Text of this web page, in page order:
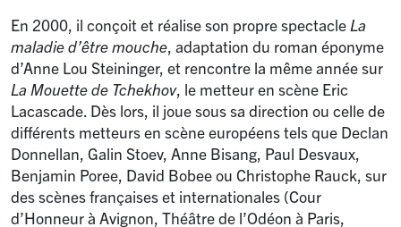
En 2000, il conçoit et réalise son propre spectacle La
maladie d’être mouche , adaptation du roman éponyme
d’Anne Lou Steininger, et rencontre la même année sur
La Mouette de Tchekhov, le metteur en scène Eric
Lacascade. Dès lors, il joue sous sa direction ou celle de
différents metteurs en scène européens tels que Declan
Donnellan, Galin Stoev, Anne Bisang, Paul Desvaux,
Benjamin Poree, David Bobee ou Christophe Rauck, sur
des scènes françaises et internationales (Cour
d’Honneur à Avignon, Théâtre de l’Odéon à Paris,